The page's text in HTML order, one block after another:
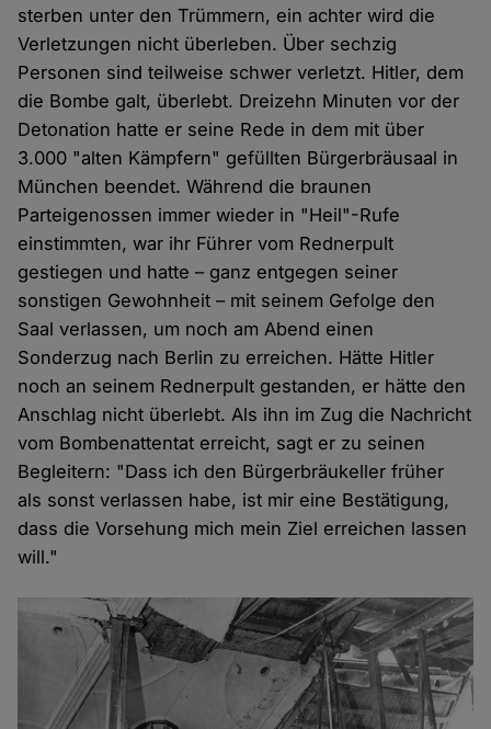
sterben unter den Trümmern, ein achter wird die
Verletzungen nicht überleben. Über sechzig
Personen sind teilweise schwer verletzt. Hitler, dem
die Bombe galt, überlebt. Dreizehn Minuten vor der
Detonation hatte er seine Rede in dem mit über
3.000 "alten Kämpfern" gefüllten Bürgerbräusaal in
München beendet. Während die braunen
Parteigenossen immer wieder in "Heil"-Rufe
einstimmten, war ihr Führer vom Rednerpult
gestiegen und hatte – ganz entgegen seiner
sonstigen Gewohnheit – mit seinem Gefolge den
Saal verlassen, um noch am Abend einen
Sonderzug nach Berlin zu erreichen. Hätte Hitler
noch an seinem Rednerpult gestanden, er hätte den
Anschlag nicht überlebt. Als ihn im Zug die Nachricht
vom Bombenattentat erreicht, sagt er zu seinen
Begleitern: "Dass ich den Bürgerbräukeller früher
als sonst verlassen habe, ist mir eine Bestätigung,
dass die Vorsehung mich mein Ziel erreichen lassen
will."